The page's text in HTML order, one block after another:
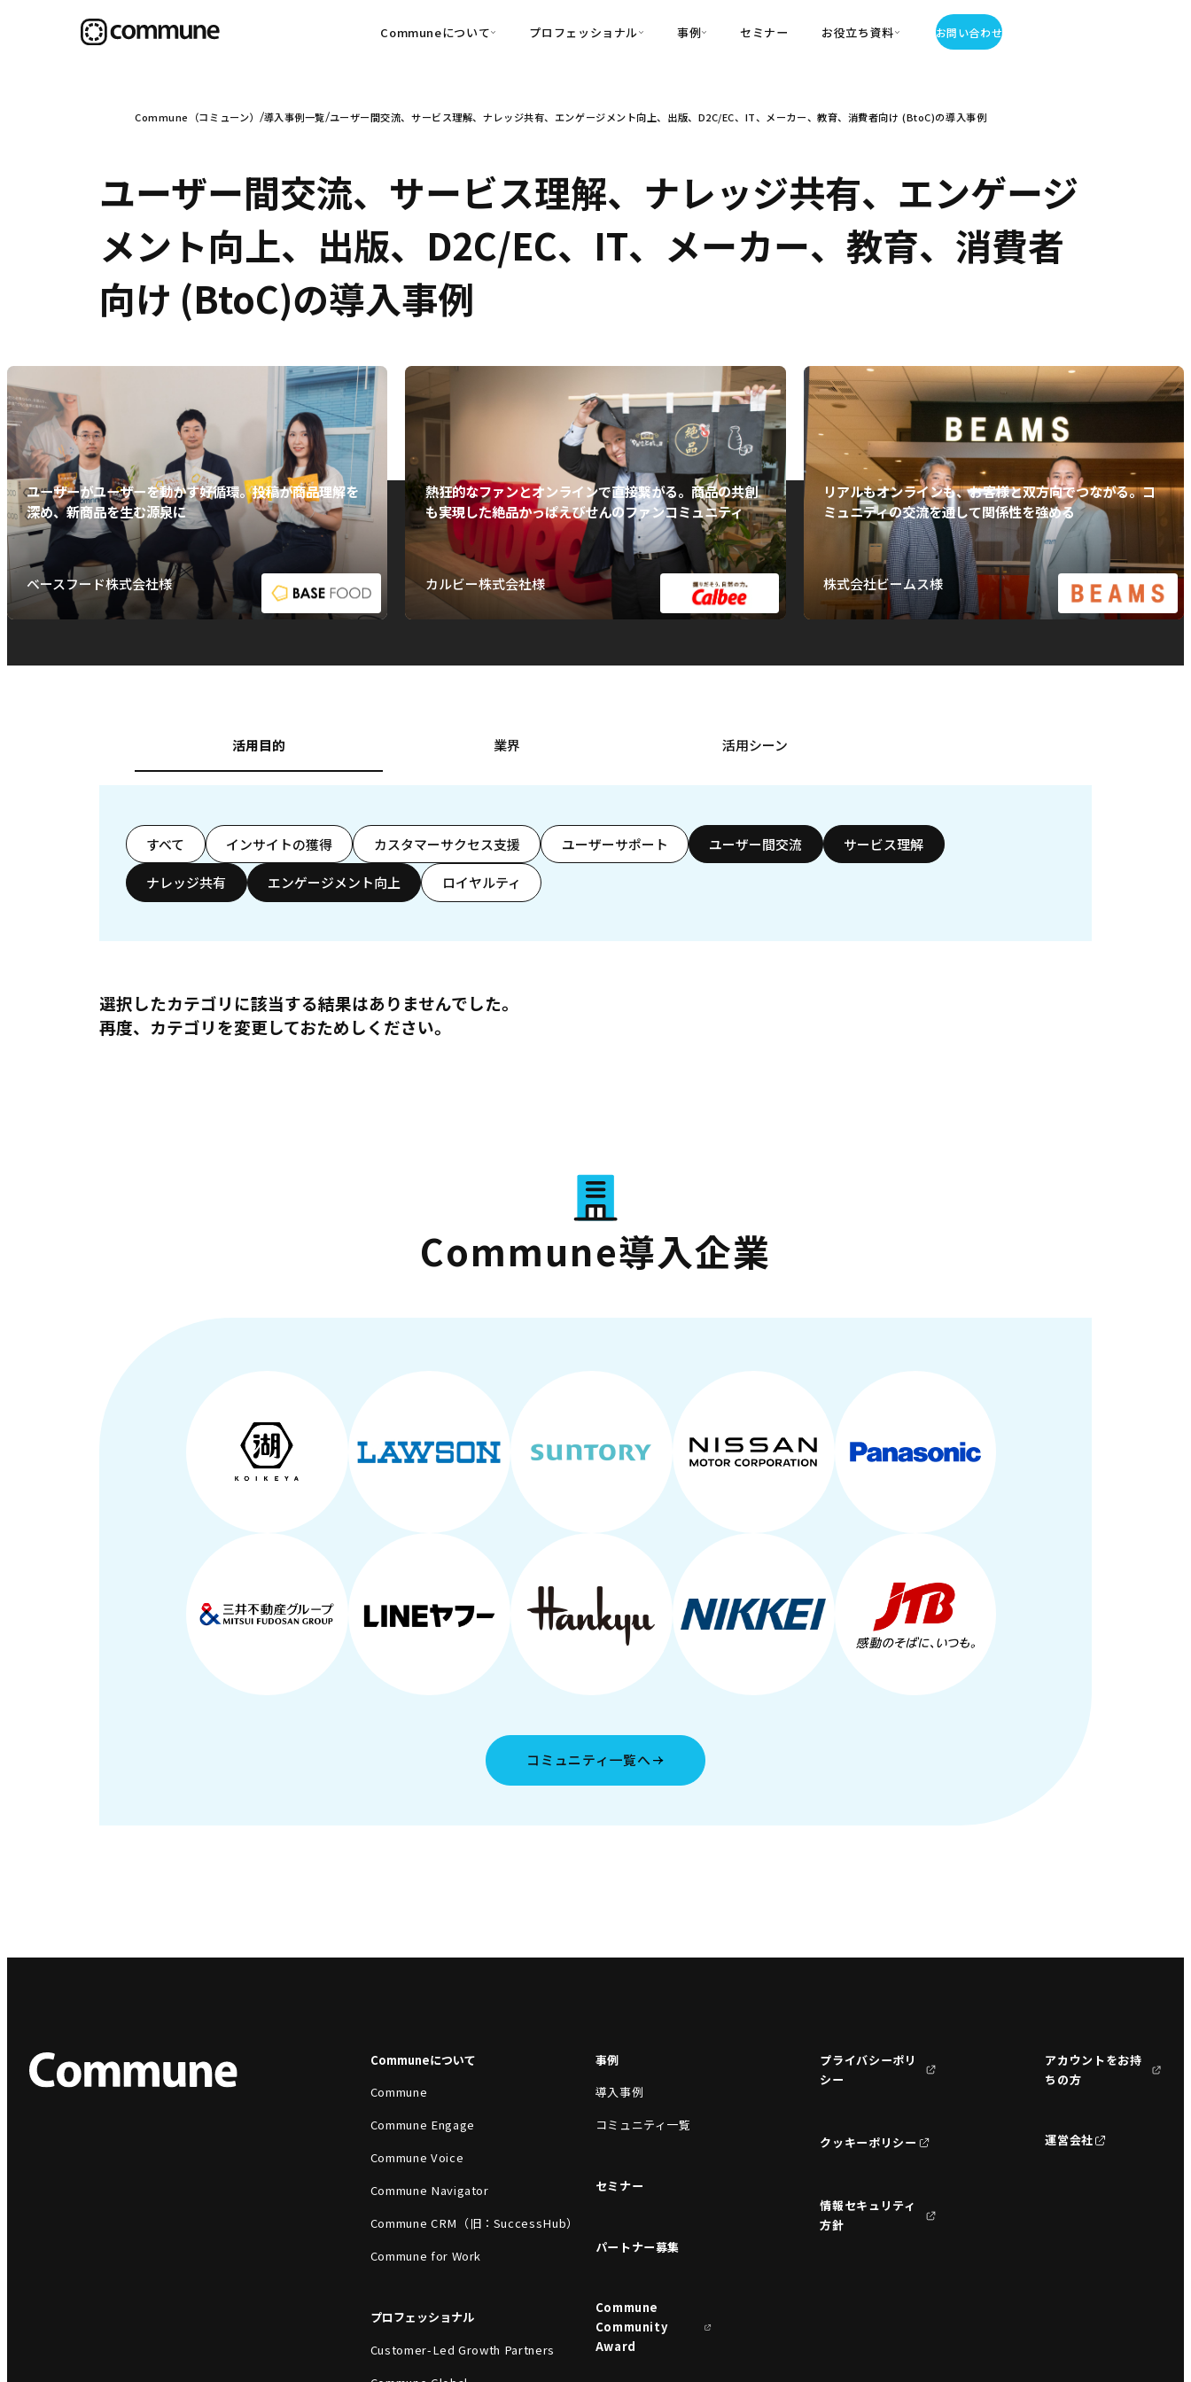
Communeについて
可視化
育成
・Commune Voice ・Commune Navigator
信頼を醸成する信頼起点経営基盤
・Commune CRM（旧：
SuccessHub）
社内コミュニケーションの変革を支援
・Commune for Work
プロフェッショナル
・Customer-Led Growth
事例
導入事例
セミナー お役立ち資料
・お役立ち資料
お問い合わせ
Commune（コミューン） 導入事例一覧 ユーザー間交流、サービス理解、ナレッジ共有、エンゲージメント向上、出版、D2C/EC、IT、メーカー、教育、消費者向け (BtoC)の導入事例
ユーザー間交流、サービス理解、ナレッジ共有、エンゲージ
メント向上、出版、D2C/EC、IT、メーカー、教育、消費者
向け (BtoC)の導入事例
ユーザーがユーザーを動かす好循環。投稿が商品理解を
深め、新商品を生む源泉に
ベースフード株式会社様
熱狂的なファンとオンラインで直接繋がる。商品の共創
も実現した絶品かっぱえびせんのファンコミュニティ
カルビー株式会社様
リアルもオンラインも、お客様と双方向でつながる。コ
ミュニティの交流を通して関係性を強める
株式会社ビームス様
活用目的 業界 活用シーン
すべて インサイトの獲得 カスタマーサクセス支援 ユーザーサポート ユーザー間交流 サービス理解
ナレッジ共有 エンゲージメント向上 ロイヤルティ
選択したカテゴリに該当する結果はありませんでした。
再度、カテゴリを変更しておためしください。
Commune導入企業
コミュニティ一覧へ
Communeについて
Commune
Commune Engage
Commune Voice
Commune Navigator
Commune CRM（旧：SuccessHub）
Commune for Work
プロフェッショナル
Customer-Led Growth Partners
事例
導入事例
コミュニティ一覧
セミナー
パートナー募集
Commune
Community
Award
プライバシーポリ
シー
クッキーポリシー
情報セキュリティ
方針
アカウントをお持
ちの方
運営会社